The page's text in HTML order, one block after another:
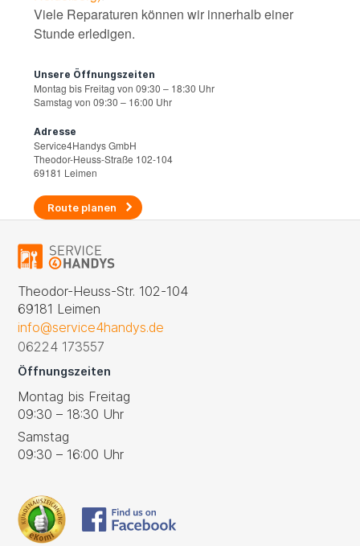
Viele Reparaturen können wir innerhalb einer
Stunde erledigen.
Unsere Öffnungszeiten
Montag bis Freitag von 09:30 – 18:30 Uhr
Samstag von 09:30 – 16:00 Uhr
Adresse
Service4Handys GmbH
Theodor-Heuss-Straße 102-104
69181 Leimen
Route planen
Theodor-Heuss-Str. 102-104
69181 Leimen
info@service4handys.de
06224 173557
Öffnungszeiten
Montag bis Freitag
09:30 – 18:30 Uhr
Samstag
09:30 – 16:00 Uhr